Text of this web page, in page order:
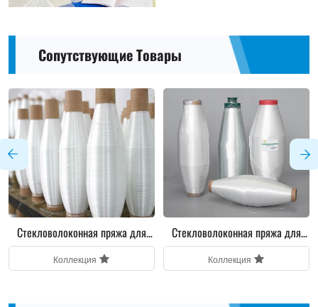
Сопутствующие Товары
Стекловолоконная пряжа для
изоляционного рукава
Коллекция
Стекловолоконная пряжа для
электронных изделий
Коллекция